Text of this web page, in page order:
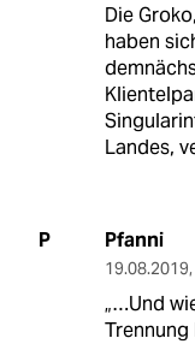
Die
haben
Landes,
P Pfanni
19.08.2019,
„…Und
Trennung